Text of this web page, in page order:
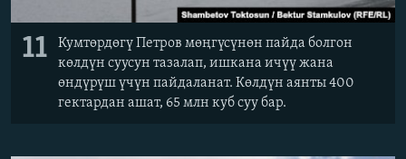
11
Кумтөрдөгү Петров мөңгүсүнөн пайда болгон
көлдүн суусун тазалап, ишкана ичүү жана
өндүрүш үчүн пайдаланат. Көлдүн аянты 400
гектардан ашат, 65 млн куб суу бар.